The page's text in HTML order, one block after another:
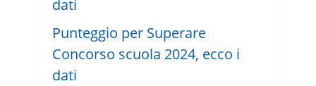
Punteggio per Superare
Concorso scuola 2024, ecco i
dati